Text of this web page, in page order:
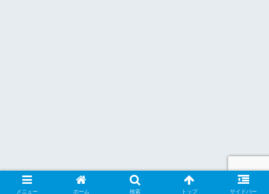
メニュー ホーム 検索 トップ サイドバー